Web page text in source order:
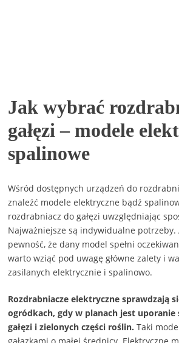
Jak wybrać
gałęzi – modele
spalinowe
Wśród dostępnych urządzeń do
znaleźć modele elektryczne bądź
rozdrabniacz do gałęzi uwzględniając
Najważniejsze są indywidualne potrzeby.
pewność, że dany model spełni
warto wziąć pod uwagę główne zalety i
zasilanych elektrycznie i spalinowo.
Rozdrabniacze elektryczne sprawdzają
ogródkach, gdy w planach jest uporanie
gałęzi i zielonych części roślin. Taki